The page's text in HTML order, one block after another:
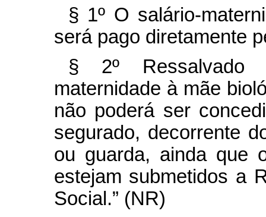
§ 1º O salário-
será pago diretamente
§ 2º Ressalvado
maternidade à mãe
não poderá ser
segurado, decorrente
ou guarda, ainda que
estejam submetidos a
Social.” (NR)